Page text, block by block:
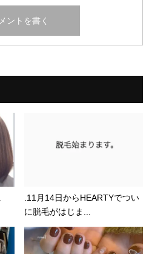
.11月14日からHEARTYでつい
に脱毛がはじま...